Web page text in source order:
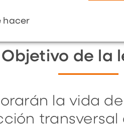
hacer
Objetivo de la
la vida
transversal